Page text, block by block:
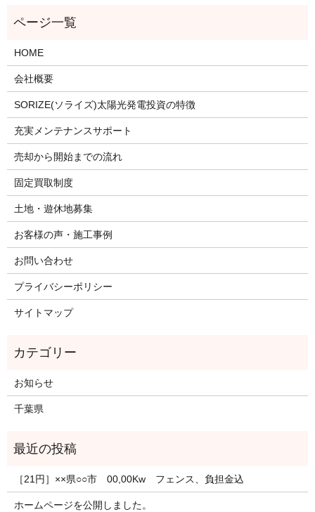
HOME
会社概要
SORIZE(ソライズ)太陽光発電投資の特徴
充実メンテナンスサポート
売却から開始までの流れ
固定買取制度
土地・遊休地募集
お客様の声・施工事例
お問い合わせ
プライバシーポリシー
サイトマップ
お知らせ
千葉県
［21円］××県○○市 00,00Kw フェンス、負担金込
ホームページを公開しました。